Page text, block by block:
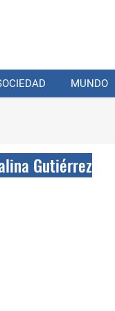
MUNDO
Gutiérrez